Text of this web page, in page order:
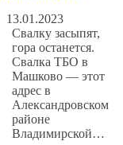
13.01.2023
Свалку засыпят,
гора останется.
Свалка ТБО в
Машково — этот
адрес в
Александровском
районе
Владимирской…